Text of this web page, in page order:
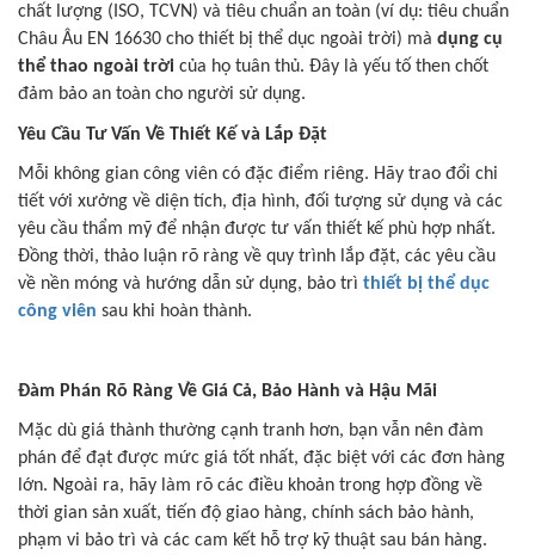
chất lượng (ISO, TCVN) và tiêu chuẩn an toàn (ví dụ: tiêu chuẩn
Châu Âu EN 16630 cho thiết bị thể dục ngoài trời) mà dụng cụ
thể thao ngoài trời của họ tuân thủ. Đây là yếu tố then chốt
đảm bảo an toàn cho người sử dụng.
Yêu Cầu Tư Vấn Về Thiết Kế và Lắp Đặt
Mỗi không gian công viên có đặc điểm riêng. Hãy trao đổi chi
tiết với xưởng về diện tích, địa hình, đối tượng sử dụng và các
yêu cầu thẩm mỹ để nhận được tư vấn thiết kế phù hợp nhất.
Đồng thời, thảo luận rõ ràng về quy trình lắp đặt, các yêu cầu
về nền móng và hướng dẫn sử dụng, bảo trì thiết bị thể dục
công viên sau khi hoàn thành.
Đàm Phán Rõ Ràng Về Giá Cả, Bảo Hành và Hậu Mãi
Mặc dù giá thành thường cạnh tranh hơn, bạn vẫn nên đàm
phán để đạt được mức giá tốt nhất, đặc biệt với các đơn hàng
lớn. Ngoài ra, hãy làm rõ các điều khoản trong hợp đồng về
thời gian sản xuất, tiến độ giao hàng, chính sách bảo hành,
phạm vi bảo trì và các cam kết hỗ trợ kỹ thuật sau bán hàng.